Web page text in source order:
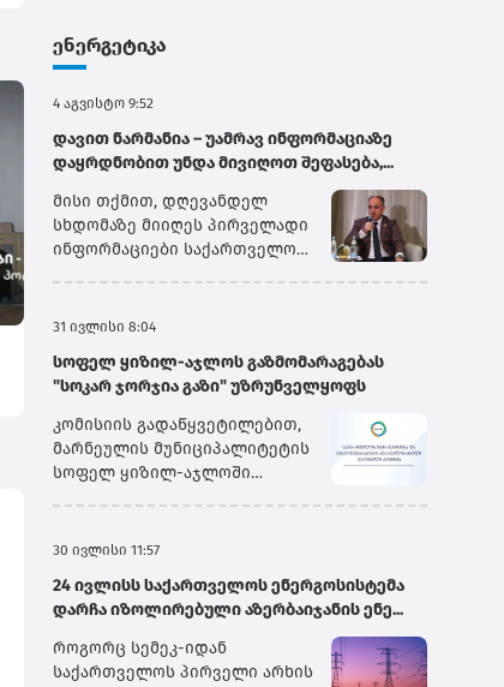
ენერგეტიკა
4 აგვისტო 9:52
დავით ნარმანია – უამრავ ინფორმაციაზე
დაყრდნობით უნდა მივიღოთ შეფასება,...
მისი თქმით, დღევანდელ
სხდომაზე მიიღეს პირველადი
ინფორმაციები საქართველოს
პირებიდან, თუმცა გარკვეული
დამუშავების რეჟიმშია.
„ყველაფრის თავმოყრის
შემდეგ ჩვენ შეგვეძლება,
გავაკეთოთ საბოლოო
დასკვნები. წინასწარი
ავარიის გამომწვევი მიზეზი
ძაბვის გადამცემ ხაზზე
არსებული ავარია, რომელიც
მერე უკვე გადაეცა მთელ
არსებულმა გამორთვის –
ძალიან მარტივ ენაზე რომ
31 ივლისი 8:04
სოფელ ყიზილ-აჯლოს გაზმომარაგებას
"სოკარ ჯორჯია გაზი" უზრუნველყოფს
კომისიის გადაწყვეტილებით,
მარნეულის მუნიციპალიტეტის
სოფელ ყიზილ-აჯლოში
უსაფრთხო მომარაგების
პირველი აგვისტოდან შპს
„სოკარ ჯორჯია გაზი“
უზრუნველყოფს ბუნებრივი
გაზის განაწილების
30 ივლისი 11:57
24 ივლისს საქართველოს ენერგოსისტემა
დარჩა იზოლირებული აზერბაიჯანის ენე...
როგორც სემეკ-იდან
საქართველოს პირველი არხის